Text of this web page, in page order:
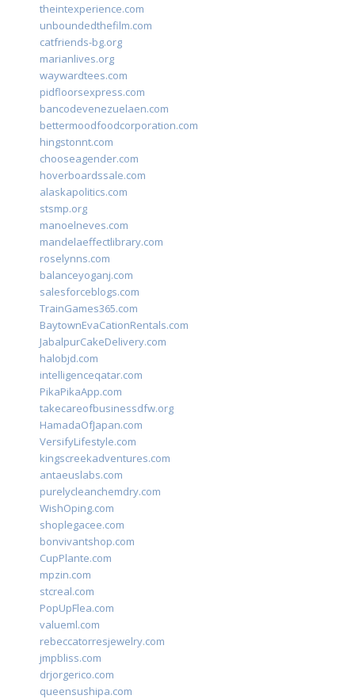
theintexperience.com
unboundedthefilm.com
catfriends-bg.org
marianlives.org
waywardtees.com
pidfloorsexpress.com
bancodevenezuelaen.com
bettermoodfoodcorporation.com
hingstonnt.com
chooseagender.com
hoverboardssale.com
alaskapolitics.com
stsmp.org
manoelneves.com
mandelaeffectlibrary.com
roselynns.com
balanceyoganj.com
salesforceblogs.com
TrainGames365.com
BaytownEvaCationRentals.com
JabalpurCakeDelivery.com
halobjd.com
intelligenceqatar.com
PikaPikaApp.com
takecareofbusinessdfw.org
HamadaOfJapan.com
VersifyLifestyle.com
kingscreekadventures.com
antaeuslabs.com
purelycleanchemdry.com
WishOping.com
shoplegacee.com
bonvivantshop.com
CupPlante.com
mpzin.com
stcreal.com
PopUpFlea.com
valueml.com
rebeccatorresjewelry.com
jmpbliss.com
drjorgerico.com
queensushipa.com